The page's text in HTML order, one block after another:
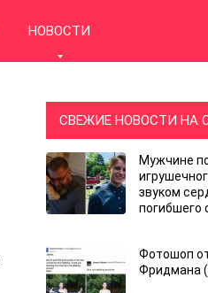
НОВОСТИ
СВЕЖИЕ НОВОСТИ НА
Мужчине
звуком
погибшего
Фотошоп
Фридмана